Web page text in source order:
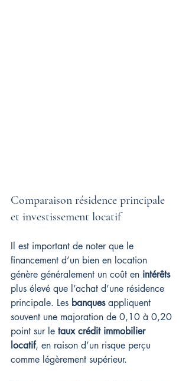
Comparaison résidence principale
et investissement locatif
Il est important de noter que le
financement d’un bien en location
génère généralement un coût en intérêts
plus élevé que l’achat d’une résidence
principale. Les banques appliquent
souvent une majoration de 0,10 à 0,20
point sur le taux crédit immobilier
locatif, en raison d’un risque perçu
comme légèrement supérieur.